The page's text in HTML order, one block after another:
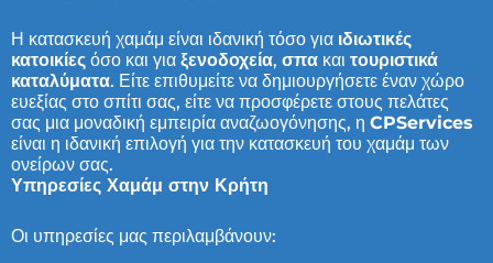
Η κατασκευή χαμάμ είναι ιδανική τόσο για ιδιωτικές
κατοικίες όσο και για ξενοδοχεία, σπα και τουριστικά
καταλύματα. Είτε επιθυμείτε να δημιουργήσετε έναν χώρο
ευεξίας στο σπίτι σας, είτε να προσφέρετε στους πελάτες
σας μια μοναδική εμπειρία αναζωογόνησης, η CPServices
είναι η ιδανική επιλογή για την κατασκευή του χαμάμ των
ονείρων σας.
Υπηρεσίες Χαμάμ στην Κρήτη
Οι υπηρεσίες μας περιλαμβάνουν: